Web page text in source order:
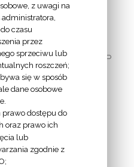
sakramentów świętych
nie może
pokuty, otrzymać
Świętej. Nie
kultu. Dekret KEP
To także m.in.
świadka
małżeństwa,
i posług w Kościele,
i organizacji
pogrzebu
z uwagi na
czasu
przez
sprzeciwu lub
roszczeń;
się w sposób
dane osobowe
prawo dostępu do
oraz prawo ich
lub
zgodnie z